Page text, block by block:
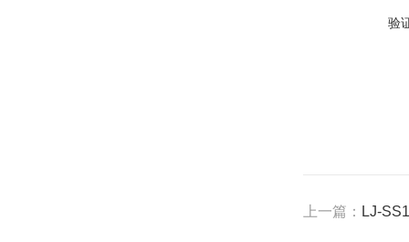
验
上一篇： LJ-